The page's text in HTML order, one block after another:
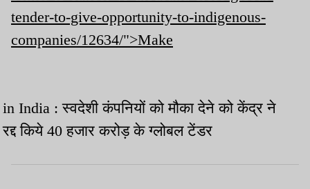
tender-to-give-opportunity-to-indigenous-
companies/12634/">Make
in India : स्वदेशी कंपनियों को मौका देने को केंद्र ने
रद्द किये 40 हजार करोड़ के ग्लोबल टेंडर